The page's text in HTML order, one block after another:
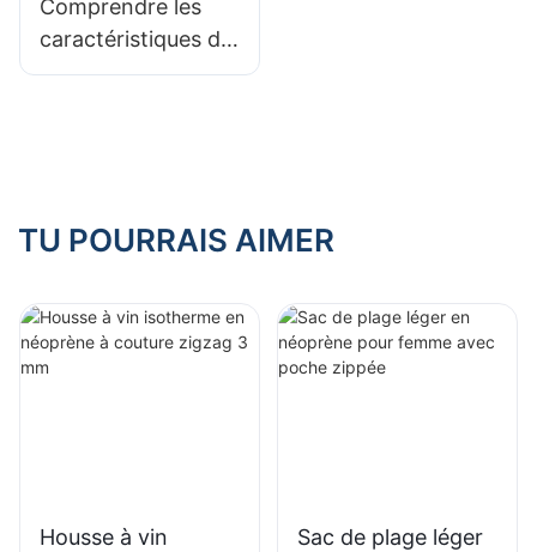
et un confort
optimaux
Comprendre les
caractéristiques du
tissu laminé en
TU POURRAIS AIMER
Housse à vin
Sac de plage léger